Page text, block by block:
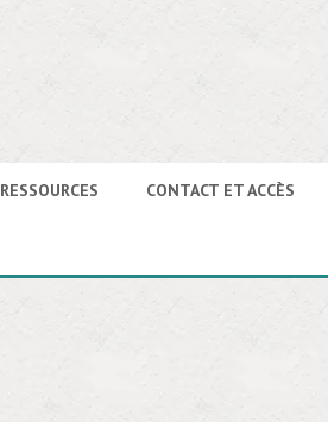
RESSOURCES CONTACT ET ACCÈS